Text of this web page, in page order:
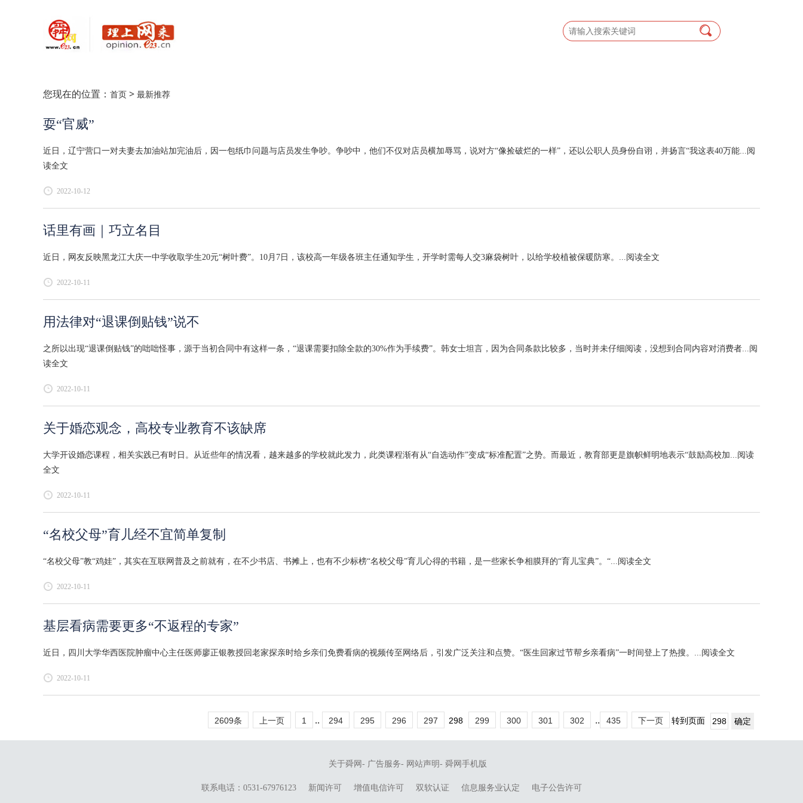
您现在的位置： 首页 > 最新推荐
耍“官威”
近日，辽宁营口一对夫妻去加油站加完油后，因一包纸巾问题与店员发生争吵。争吵中，他们不仅对店员横加辱骂，说对方“像捡破烂的一样”，还以公职人员身份自诩，并扬言“我这表40万能... 阅
读全文
2022-10-12
话里有画｜巧立名目
近日，网友反映黑龙江大庆一中学收取学生20元“树叶费”。10月7日，该校高一年级各班主任通知学生，开学时需每人交3麻袋树叶，以给学校植被保暖防寒。... 阅读全文
2022-10-11
用法律对“退课倒贴钱”说不
之所以出现“退课倒贴钱”的咄咄怪事，源于当初合同中有这样一条，“退课需要扣除全款的30%作为手续费”。韩女士坦言，因为合同条款比较多，当时并未仔细阅读，没想到合同内容对消费者... 阅
读全文
2022-10-11
关于婚恋观念，高校专业教育不该缺席
大学开设婚恋课程，相关实践已有时日。从近些年的情况看，越来越多的学校就此发力，此类课程渐有从“自选动作”变成“标准配置”之势。而最近，教育部更是旗帜鲜明地表示“鼓励高校加... 阅读
全文
2022-10-11
“名校父母”育儿经不宜简单复制
“名校父母”教“鸡娃”，其实在互联网普及之前就有，在不少书店、书摊上，也有不少标榜“名校父母”育儿心得的书籍，是一些家长争相膜拜的“育儿宝典”。“... 阅读全文
2022-10-11
基层看病需要更多“不返程的专家”
近日，四川大学华西医院肿瘤中心主任医师廖正银教授回老家探亲时给乡亲们免费看病的视频传至网络后，引发广泛关注和点赞。“医生回家过节帮乡亲看病”一时间登上了热搜。... 阅读全文
2022-10-11
2609条 上一页 1 .. 294 295 296 297 298 299 300 301 302 .. 435 下一页 转到页面
关于舜网 - 广告服务- 网站声明- 舜网手机版
联系电话：0531-67976123 新闻许可 增值电信许可 双软认证 信息服务业认定 电子公告许可